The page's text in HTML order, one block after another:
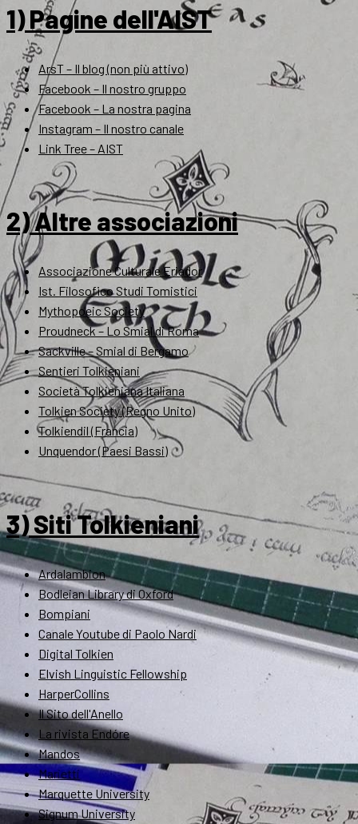
1) Pagine dell'AIST
ArsT – Il blog (non più attivo)
Facebook – Il nostro gruppo
Facebook – La nostra pagina
Instagram – Il nostro canale
Link Tree – AIST
2) Altre associazioni
Associazione Culturale Eriador
Ist. Filosofico Studi Tomistici
Mythopoeic Society
Proudneck – Lo Smial di Roma
Sackville – Smial di Bergamo
Sentieri Tolkieniani
Società Tolkieniana Italiana
Tolkien Society (Regno Unito)
Tolkiendil (Francia)
Unquendor (Paesi Bassi)
3) Siti Tolkieniani
Ardalambion
Bodleian Library di Oxford
Bompiani
Canale Youtube di Paolo Nardi
Digital Tolkien
Elvish Linguistic Fellowship
HarperCollins
Il Sito dell'Anello
La rivista Endóre
Mandos
Marietti
Marquette University
Signum University